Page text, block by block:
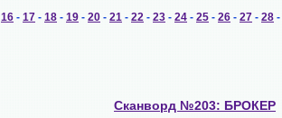
16 - 17 - 18 - 19 - 20 - 21 - 22 - 23 - 24 - 25 - 26 - 27 - 28 -
Сканворд №203: БРОКЕР